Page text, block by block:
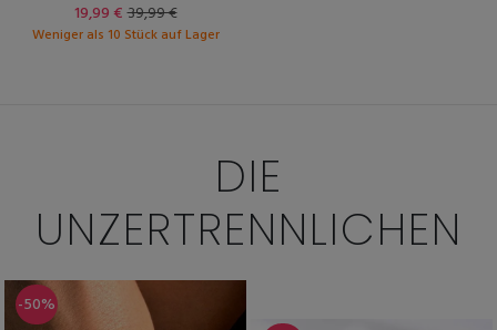
19,99 €39,99 €
Weniger als 10 Stück auf Lager
DIE
UNZERTRENNLICHEN
-50%